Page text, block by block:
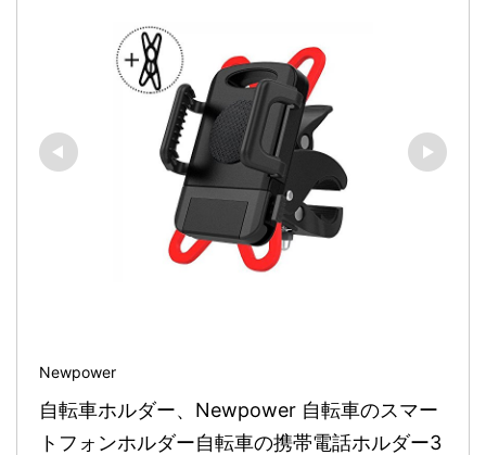
Newpower
自転車ホルダー、Newpower 自転車のスマー
トフォンホルダー自転車の携帯電話ホルダー3